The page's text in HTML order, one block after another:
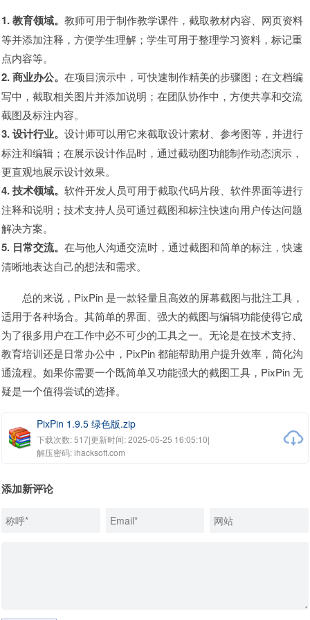
1. 教育领域。 教师可用于制作教学课件，截取教材内容、网页资料
等并添加注释，方便学生理解；学生可用于整理学习资料，标记重
点内容等。
2. 商业办公。 在项目演示中，可快速制作精美的步骤图；在文档编
写中，截取相关图片并添加说明；在团队协作中，方便共享和交流
截图及标注内容。
3. 设计行业。 设计师可以用它来截取设计素材、参考图等，并进行
标注和编辑；在展示设计作品时，通过截动图功能制作动态演示，
更直观地展示设计效果。
4. 技术领域。 软件开发人员可用于截取代码片段、软件界面等进行
注释和说明；技术支持人员可通过截图和标注快速向用户传达问题
解决方案。
5. 日常交流。 在与他人沟通交流时，通过截图和简单的标注，快速
清晰地表达自己的想法和需求。
总的来说，PixPin 是一款轻量且高效的屏幕截图与批注工具，
适用于各种场合。其简单的界面、强大的截图与编辑功能使得它成
为了很多用户在工作中必不可少的工具之一。无论是在技术支持、
教育培训还是日常办公中，PixPin 都能帮助用户提升效率，简化沟
通流程。如果你需要一个既简单又功能强大的截图工具，PixPin 无
疑是一个值得尝试的选择。
PixPin 1.9.5 绿色版.zip
下载次数: 517|更新时间: 2025-05-25 16:05:10|
解压密码: ihacksoft.com
添加新评论